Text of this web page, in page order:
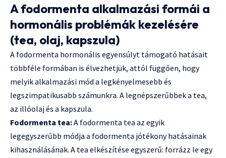
A fodormenta alkalmazási formái a
hormonális problémák kezelésére
(tea, olaj, kapszula)
A fodormenta hormonális egyensúlyt támogató hatásait
többféle formában is élvezhetjük, attól függően, hogy
melyik alkalmazási mód a legkényelmesebb és
legszimpatikusabb számunkra. A legnépszerűbbek a tea,
az illóolaj és a kapszula.
Fodormenta tea:A fodormenta tea az egyik
legegyszerűbb módja a fodormenta jótékony hatásainak
kihasználásának. A tea elkészítése egyszerű: forrázz le egy